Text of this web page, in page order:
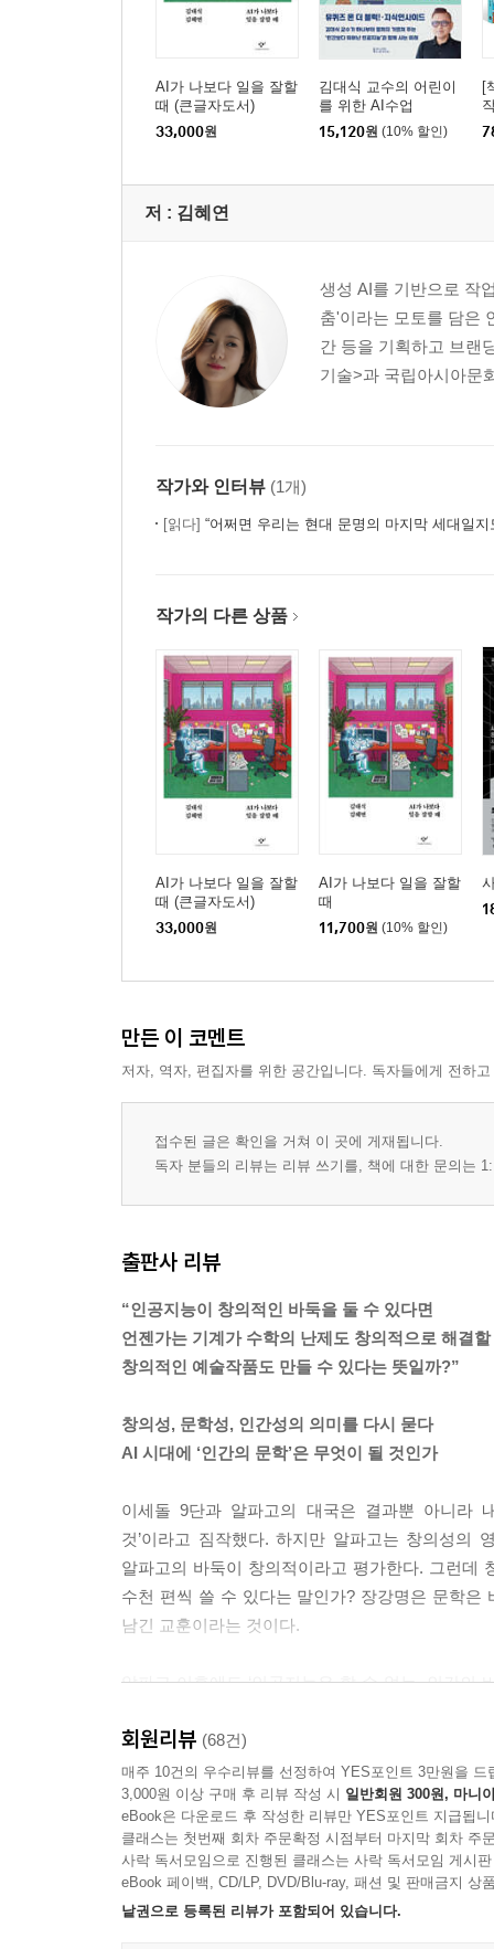
AI가 나보다 일을 잘할
때 (큰글자도서)
33,000원
김대식 교수의 어린이
를 위한 AI수업
15,120원 (10% 할인)
[
저 : 김혜연
생성 AI를 기반으로 작
춤'이라는 모토를 담은
간 등을 기획하고 브랜
기술>과 국립아시아문
작가와 인터뷰 (1개)
[읽다] “어쩌면 우리는 현대 문명의 마지막 세대일지
작가의 다른 상품
AI가 나보다 일을 잘할
때 (큰글자도서)
33,000원
AI가 나보다 일을 잘할
때
11,700원 (10% 할인)
만든 이 코멘트
저자, 역자, 편집자를 위한 공간입니다. 독자들에게 전하
접수된 글은 확인을 거쳐 이 곳에 게재됩니다.
독자 분들의 리뷰는 리뷰 쓰기를, 책에 대한 문의는
출판사 리뷰
“인공지능이 창의적인 바둑을 둘 수 있다면
언젠가는 기계가 수학의 난제도 창의적으로 해결
창의적인 예술작품도 만들 수 있다는 뜻일까?”
창의성, 문학성, 인간성의 의미를 다시 묻다
AI 시대에 ‘인간의 문학’은 무엇이 될 것인가
이세돌 9단과 알파고의 대국은 결과뿐 아니라
것’이라고 짐작했다. 하지만 알파고는 창의성의
알파고의 바둑이 창의적이라고 평가한다. 그런데
수천 편씩 쓸 수 있다는 말인가? 장강명은 문학
남긴 교훈이라는 것이다.
알파고 이후에도 ‘인공지능은 할 수 없는, 인간의
인공지능이 매일 수백 편의 걸작을 쏟아낼 때, ‘인
작가가 더 주목받을 것이다. 문장력은 인공지
변질되리라 전망한다.
어떤 업계에 인공지능이 보급되기 시작하면 이를
인공지능 도입을 반기는 이들이 있다. 이들은 바
차이를 좁힐 수 있게 되었다. 반대로 누군가는 어
회원리뷰 (68건)
매주 10건의 우수리뷰를 선정하여 YES포인트 3만원을 드
3,000원 이상 구매 후 리뷰 작성 시 일반회원 300원, 마니
eBook은 다운로드 후 작성한 리뷰만 YES포인트 지급됩니
클래스는 첫번째 회차 주문확정 시점부터 마지막 회차 주
사락 독서모임으로 진행된 클래스는 사락 독서모임 게시
eBook 페이백, CD/LP, DVD/Blu-ray, 패션 및 판매금지 상
낱권으로 등록된 리뷰가 포함되어 있습니다.